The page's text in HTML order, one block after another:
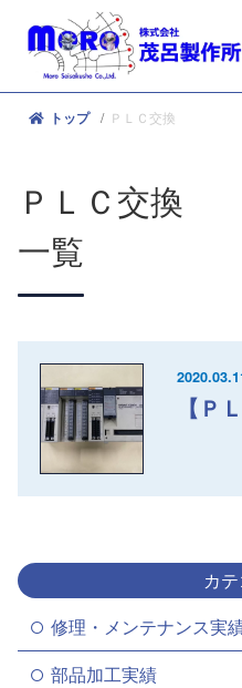
トップ ＰＬＣ交換
ＰＬＣ交換
一覧
【Ｐ
カ
修理・メンテナンス実
部品加工実績